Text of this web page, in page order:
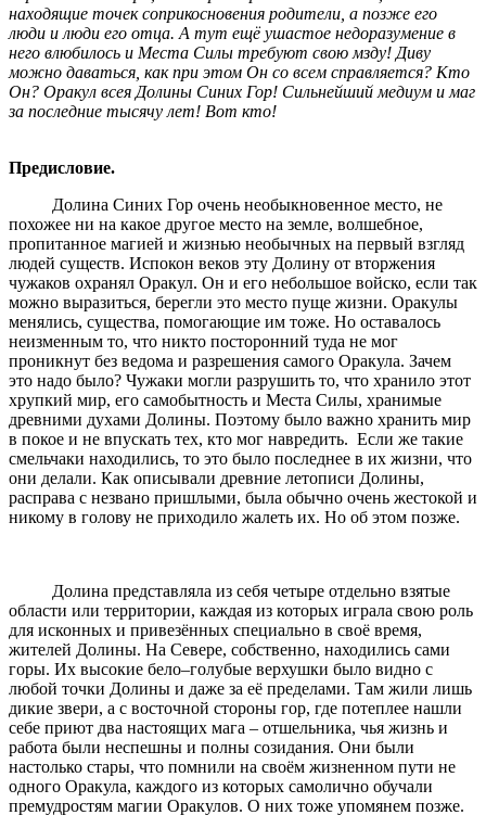
находящие точек соприкосновения родители, а позже его
люди и люди его отца. А тут ещё ушастое недоразумение в
него влюбилось и Места Силы требуют свою мзду! Диву
можно даваться, как при этом Он со всем справляется? Кто
Он? Оракул всея Долины Синих Гор! Сильнейший медиум и маг
за последние тысячу лет! Вот кто!
Предисловие.
Долина Синих Гор очень необыкновенное место, не
похожее ни на какое другое место на земле, волшебное,
пропитанное магией и жизнью необычных на первый взгляд
людей существ. Испокон веков эту Долину от вторжения
чужаков охранял Оракул. Он и его небольшое войско, если так
можно выразиться, берегли это место пуще жизни. Оракулы
менялись, существа, помогающие им тоже. Но оставалось
неизменным то, что никто посторонний туда не мог
проникнут без ведома и разрешения самого Оракула. Зачем
это надо было? Чужаки могли разрушить то, что хранило этот
хрупкий мир, его самобытность и Места Силы, хранимые
древними духами Долины. Поэтому было важно хранить мир
в покое и не впускать тех, кто мог навредить. Если же такие
смельчаки находились, то это было последнее в их жизни, что
они делали. Как описывали древние летописи Долины,
расправа с незвано пришлыми, была обычно очень жестокой и
никому в голову не приходило жалеть их. Но об этом позже.
Долина представляла из себя четыре отдельно взятые
области или территории, каждая из которых играла свою роль
для исконных и привезённых специально в своё время,
жителей Долины. На Севере, собственно, находились сами
горы. Их высокие бело–голубые верхушки было видно с
любой точки Долины и даже за её пределами. Там жили лишь
дикие звери, а с восточной стороны гор, где потеплее нашли
себе приют два настоящих мага – отшельника, чья жизнь и
работа были неспешны и полны созидания. Они были
настолько стары, что помнили на своём жизненном пути не
одного Оракула, каждого из которых самолично обучали
премудростям магии Оракулов. О них тоже упомянем позже.